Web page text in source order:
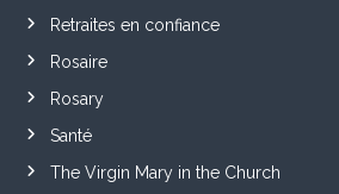
Retraites en confiance
Rosaire
Rosary
Santé
The Virgin Mary in the Church